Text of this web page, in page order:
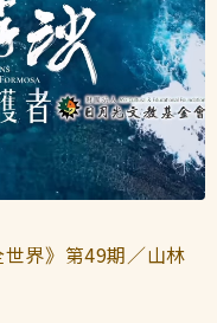
界》第49期／山林